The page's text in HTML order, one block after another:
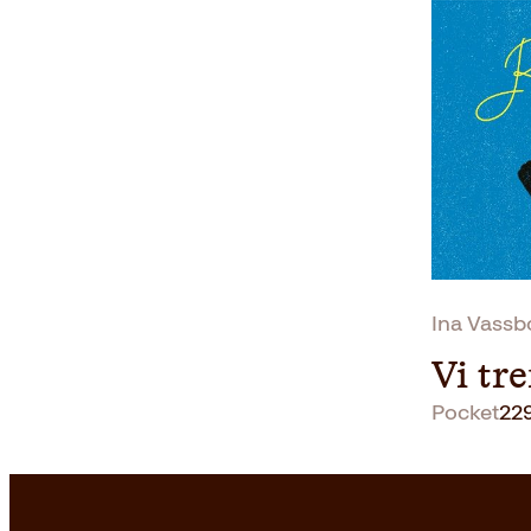
Ina
Vi
Pocket